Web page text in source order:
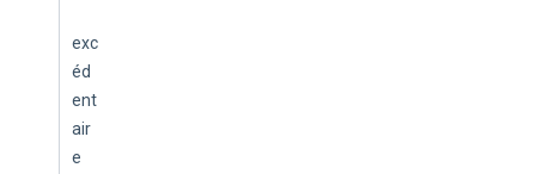
exc
éd
ent
air
e